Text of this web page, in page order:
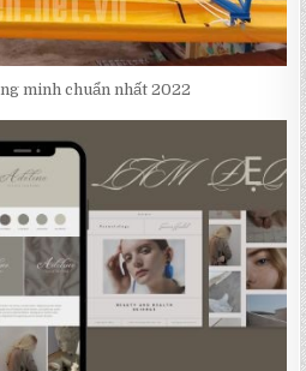
minh chuẩn nhất 2022